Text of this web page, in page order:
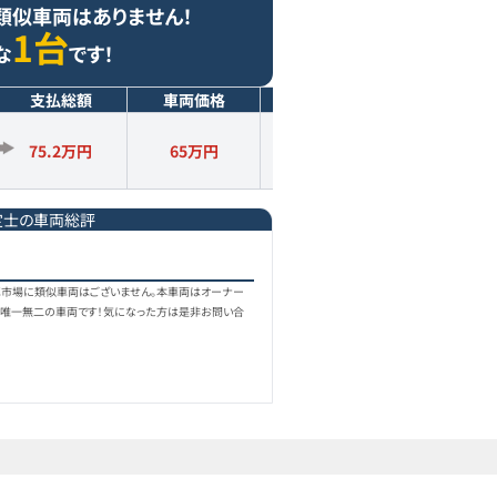
車両はありません！
1台です！
支払総額 車両価格
75.2万円 65万円
の車両総評
場に類似車両はございません。本車両はオーナー
一無二の車両です！気になった方は是非お問い合